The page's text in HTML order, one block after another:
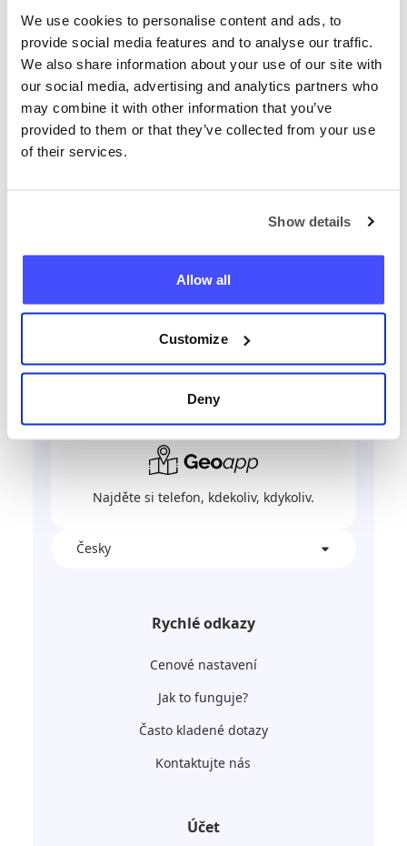
We use cookies to personalise content and ads, to
provide social media features and to analyse our traffic.
We also share information about your use of our site with
our social media, advertising and analytics partners who
may combine it with other information that you’ve
provided to them or that they’ve collected from your use
of their services.
Show details
Allow all
Customize
Deny
Vyhledejte nyní jakýkoli
Najděte si telefon, kdekoliv, kdykoliv.
Česky
Rychlé odkazy
Cenové nastavení
Jak to funguje?
Často kladené dotazy
Kontaktujte nás
Účet